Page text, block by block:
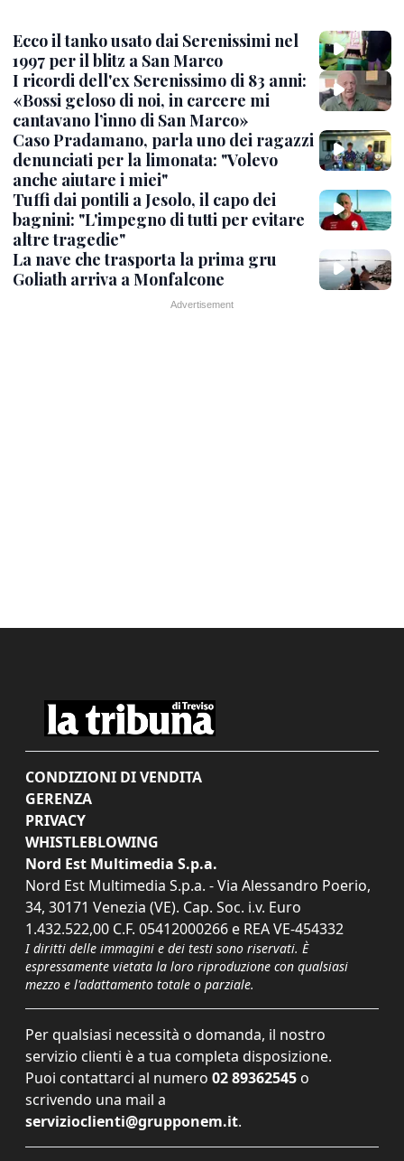
Ecco il tanko usato dai Serenissimi nel
1997 per il blitz a San Marco
I ricordi dell'ex Serenissimo di 83 anni:
«Bossi geloso di noi, in carcere mi
cantavano l’inno di San Marco»
Caso Pradamano, parla uno dei ragazzi
denunciati per la limonata: "Volevo
anche aiutare i miei"
Tuffi dai pontili a Jesolo, il capo dei
bagnini: "L'impegno di tutti per evitare
altre tragedie"
La nave che trasporta la prima gru
Goliath arriva a Monfalcone
CONDIZIONI DI VENDITA
GERENZA
PRIVACY
WHISTLEBLOWING
Nord Est Multimedia S.p.a.
Nord Est Multimedia S.p.a. - Via Alessandro Poerio,
34, 30171 Venezia (VE). Cap. Soc. i.v. Euro
1.432.522,00 C.F. 05412000266 e REA VE-454332
I diritti delle immagini e dei testi sono riservati. È
espressamente vietata la loro riproduzione con qualsiasi
mezzo e l'adattamento totale o parziale.
Per qualsiasi necessità o domanda, il nostro
servizio clienti è a tua completa disposizione.
Puoi contattarci al numero 02 89362545 o
scrivendo una mail a
servizioclienti@grupponem.it.